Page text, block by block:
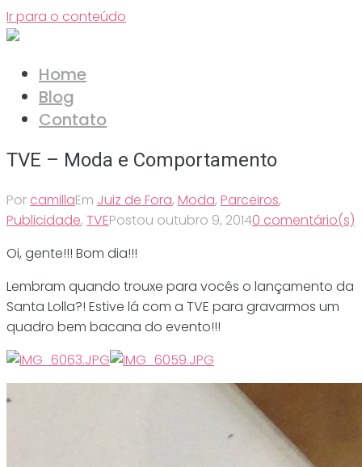
Ir para o conteúdo
Home
Blog
Contato
TVE – Moda e Comportamento
Por camillaEm Juiz de Fora, Moda, Parceiros,
Publicidade, TVEPostou outubro 9, 20140 comentário(s)
Oi, gente!!! Bom dia!!!
Lembram quando trouxe para vocês o lançamento da
Santa Lolla?! Estive lá com a TVE para gravarmos um
quadro bem bacana do evento!!!